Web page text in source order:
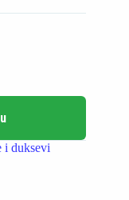
i duksevi